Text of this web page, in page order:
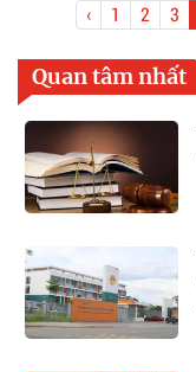
‹ 1 2 3
Quan tâm nhất